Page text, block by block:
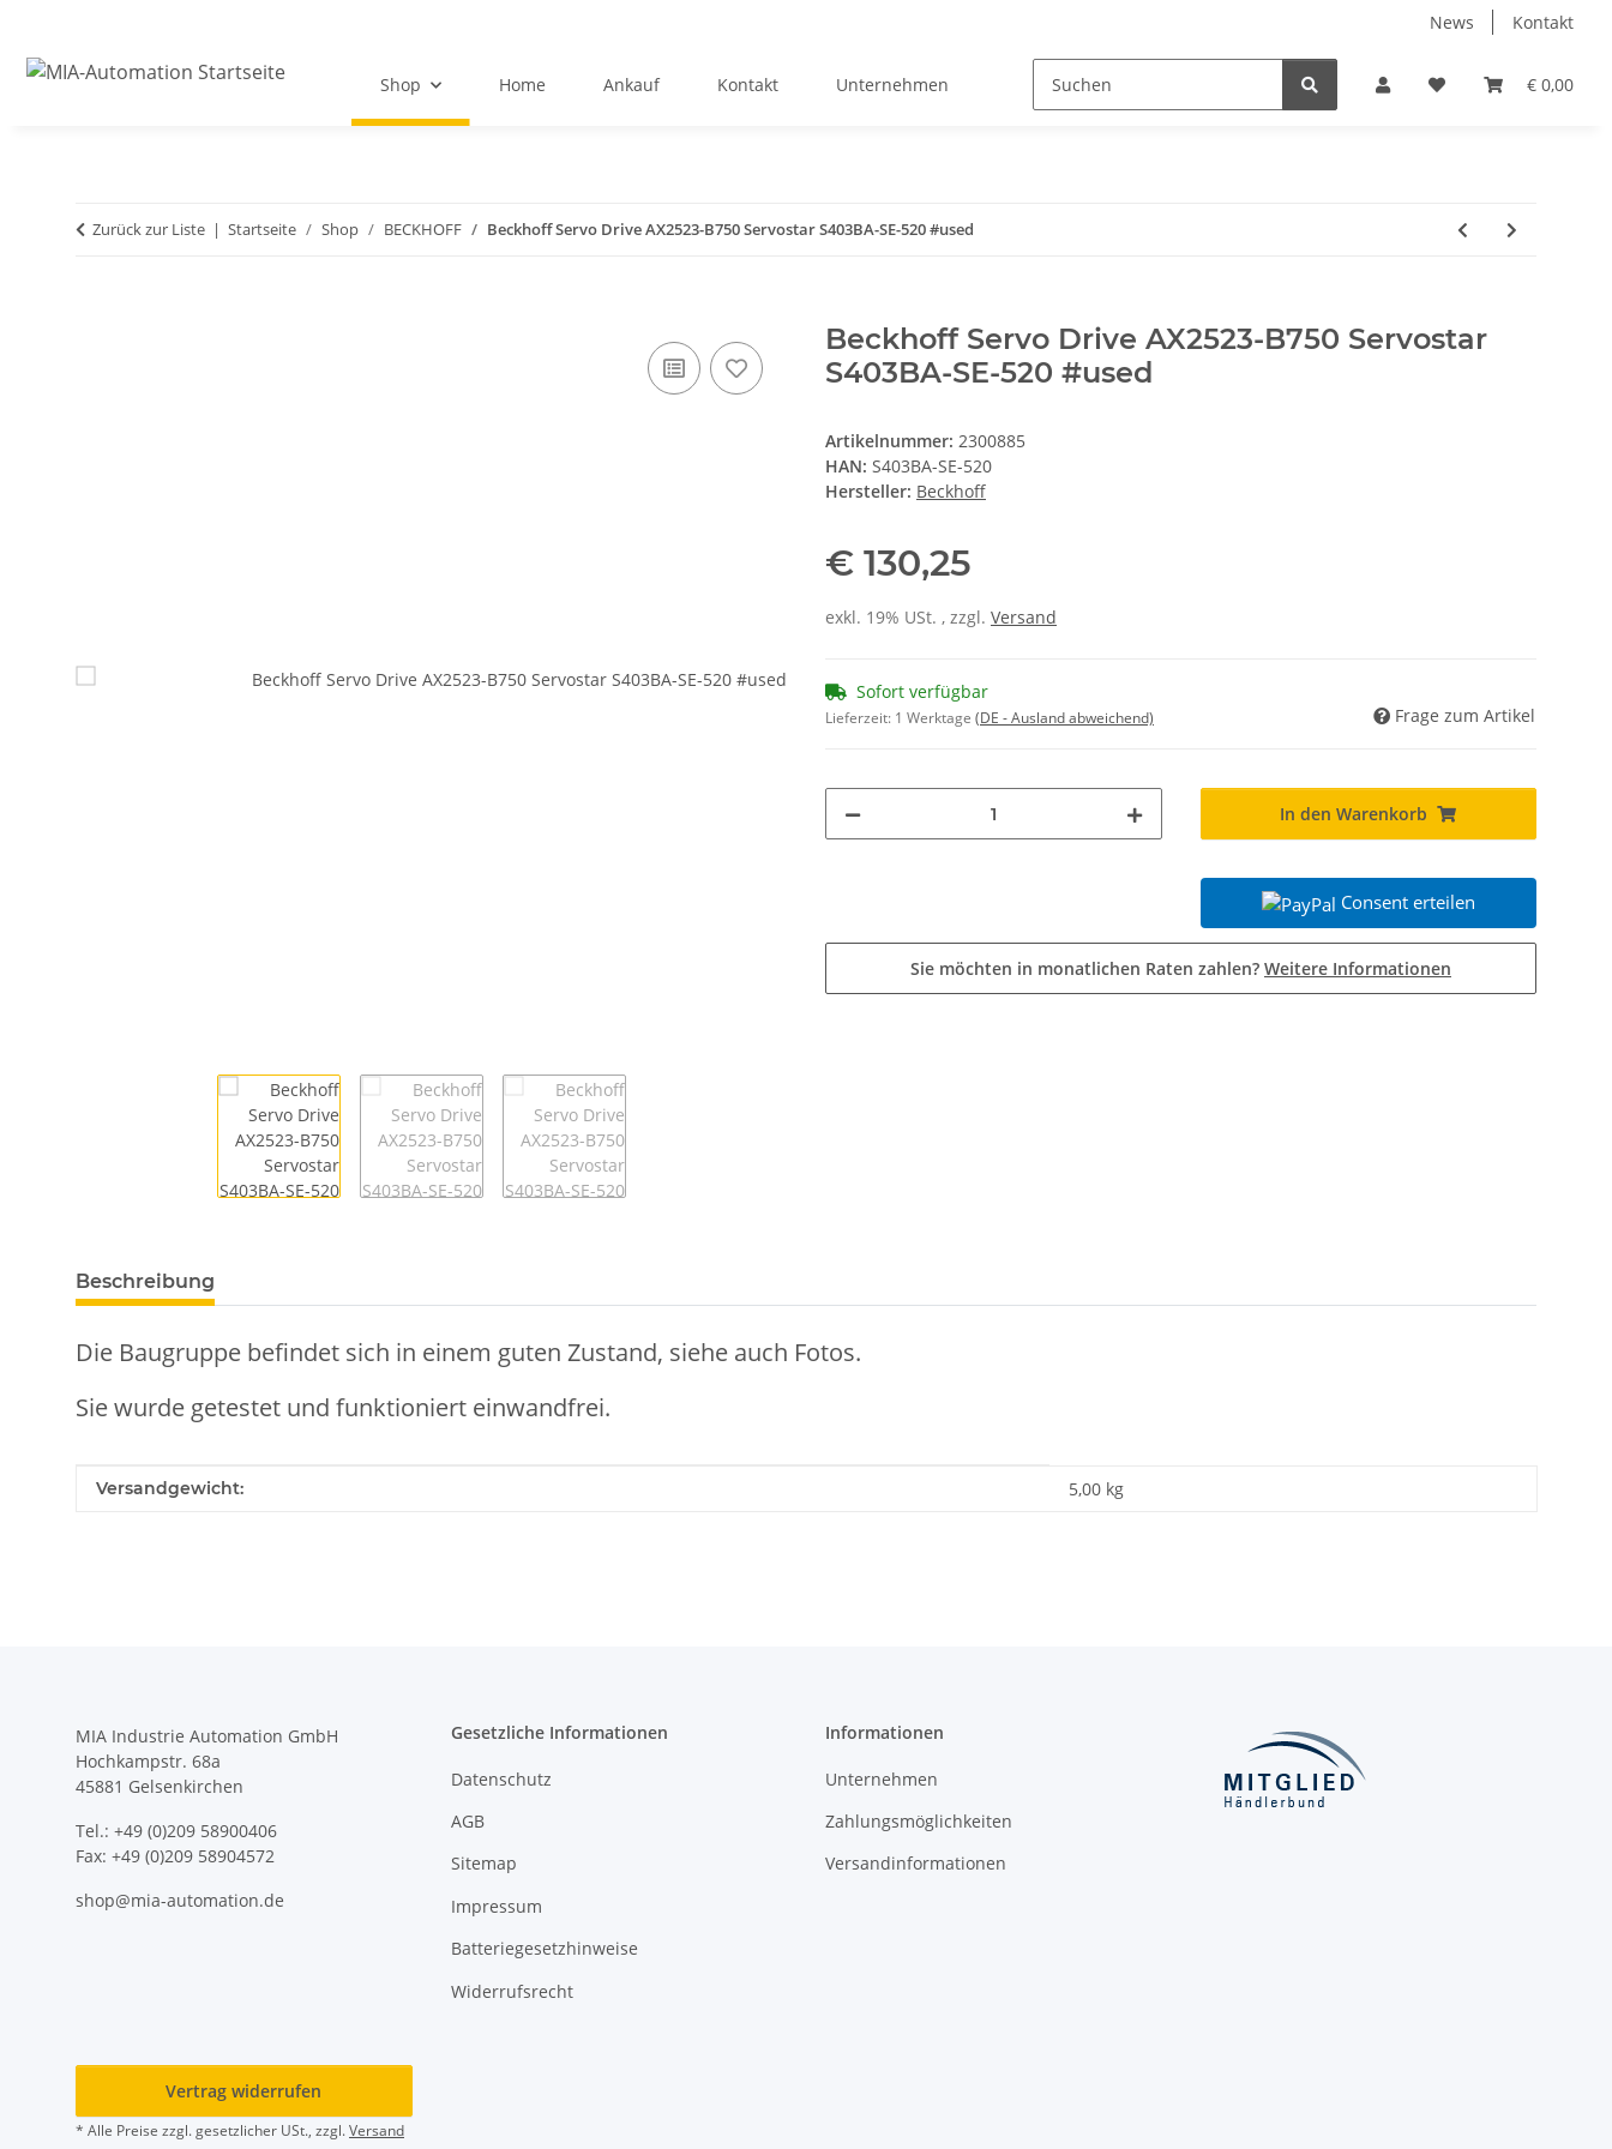
News Kontakt
€ 0,00
Shop Home Ankauf Kontakt Unternehmen
Zurück zur Liste Startseite Shop BECKHOFF Beckhoff Servo Drive AX2523-B750 Servostar S403BA-SE-520 #used
Beckhoff Servo Drive AX2523-B750 Servostar
S403BA-SE-520 #used
Artikelnummer: 2300885
HAN: S403BA-SE-520
Hersteller: Beckhoff
€ 130,25
exkl. 19% USt. , zzgl. Versand
Sofort verfügbar
Lieferzeit: 1 Werktage (DE - Ausland abweichend) Frage zum Artikel
In den Warenkorb
Consent erteilen
Sie möchten in monatlichen Raten zahlen? Weitere Informationen
Beschreibung
Die Baugruppe befindet sich in einem guten Zustand, siehe auch Fotos.
Sie wurde getestet und funktioniert einwandfrei.
Produkteigenschaft
Wert
Versandgewicht: 5,00 kg
MIA Industrie Automation GmbH
Hochkampstr. 68a
45881 Gelsenkirchen
Tel.: +49 (0)209 58900406
Fax: +49 (0)209 58904572
shop@mia-automation.de
Gesetzliche Informationen
Datenschutz
AGB
Sitemap
Impressum
Batteriegesetzhinweise
Widerrufsrecht
Informationen
Unternehmen
Zahlungsmöglichkeiten
Versandinformationen
Vertrag widerrufen
* Alle Preise zzgl. gesetzlicher USt., zzgl.Versand